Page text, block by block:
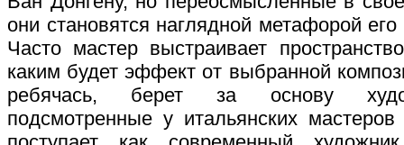
они становятся наглядной метафорой
Часто мастер выстраивает
каким будет эффект от выбранной
ребячась, берет за основу
подсмотренные у итальянских